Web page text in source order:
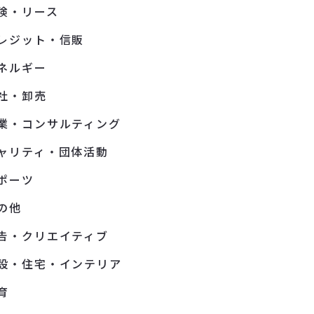
・リース
ジット・信販
ルギー
・卸売
・コンサルティング
リティ・団体活動
ーツ
他
・クリエイティブ
・住宅・インテリア